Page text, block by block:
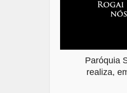
Paróquia
realiza,